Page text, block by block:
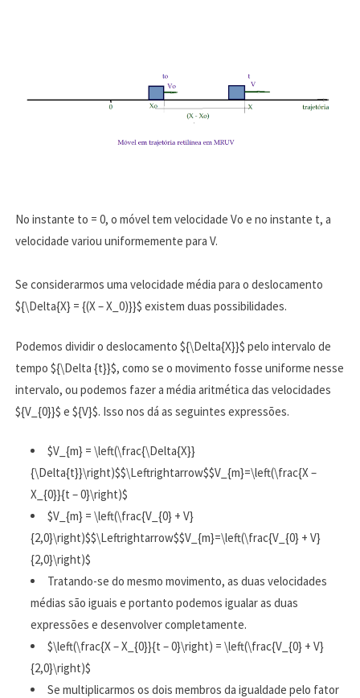
No instante to = 0, o móvel tem velocidade Vo e no instante t, a
velocidade variou uniformemente para V.
Se considerarmos uma velocidade média para o deslocamento
${\Delta{X} = {(X – X_0)}}$ existem duas possibilidades.
Podemos dividir o deslocamento ${\Delta{X}}$ pelo intervalo de
tempo ${\Delta {t}}$, como se o movimento fosse uniforme nesse
intervalo, ou podemos fazer a média aritmética das velocidades
${V_{0}}$ e ${V}$. Isso nos dá as seguintes expressões.
$V_{m} = \left(\frac{\Delta{X}}
{\Delta{t}}\right)$$\Leftrightarrow$$V_{m}=\left(\frac{X –
X_{0}}{t – 0}\right)$
$V_{m} = \left(\frac{V_{0} + V}
{2,0}\right)$$\Leftrightarrow$$V_{m}=\left(\frac{V_{0} + V}
{2,0}\right)$
Tratando-se do mesmo movimento, as duas velocidades
médias são iguais e portanto podemos igualar as duas
expressões e desenvolver completamente.
$\left(\frac{X – X_{0}}{t – 0}\right) = \left(\frac{V_{0} + V}
{2,0}\right)$
Se multiplicarmos os dois membros da igualdade pelo fator